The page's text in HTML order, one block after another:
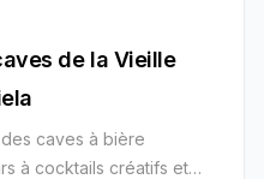
de la Vieille
caves à bière
à cocktails créatifs et